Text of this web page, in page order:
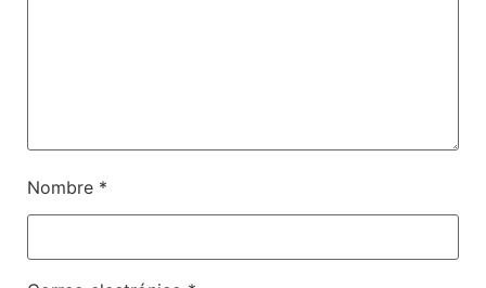
Nombre *